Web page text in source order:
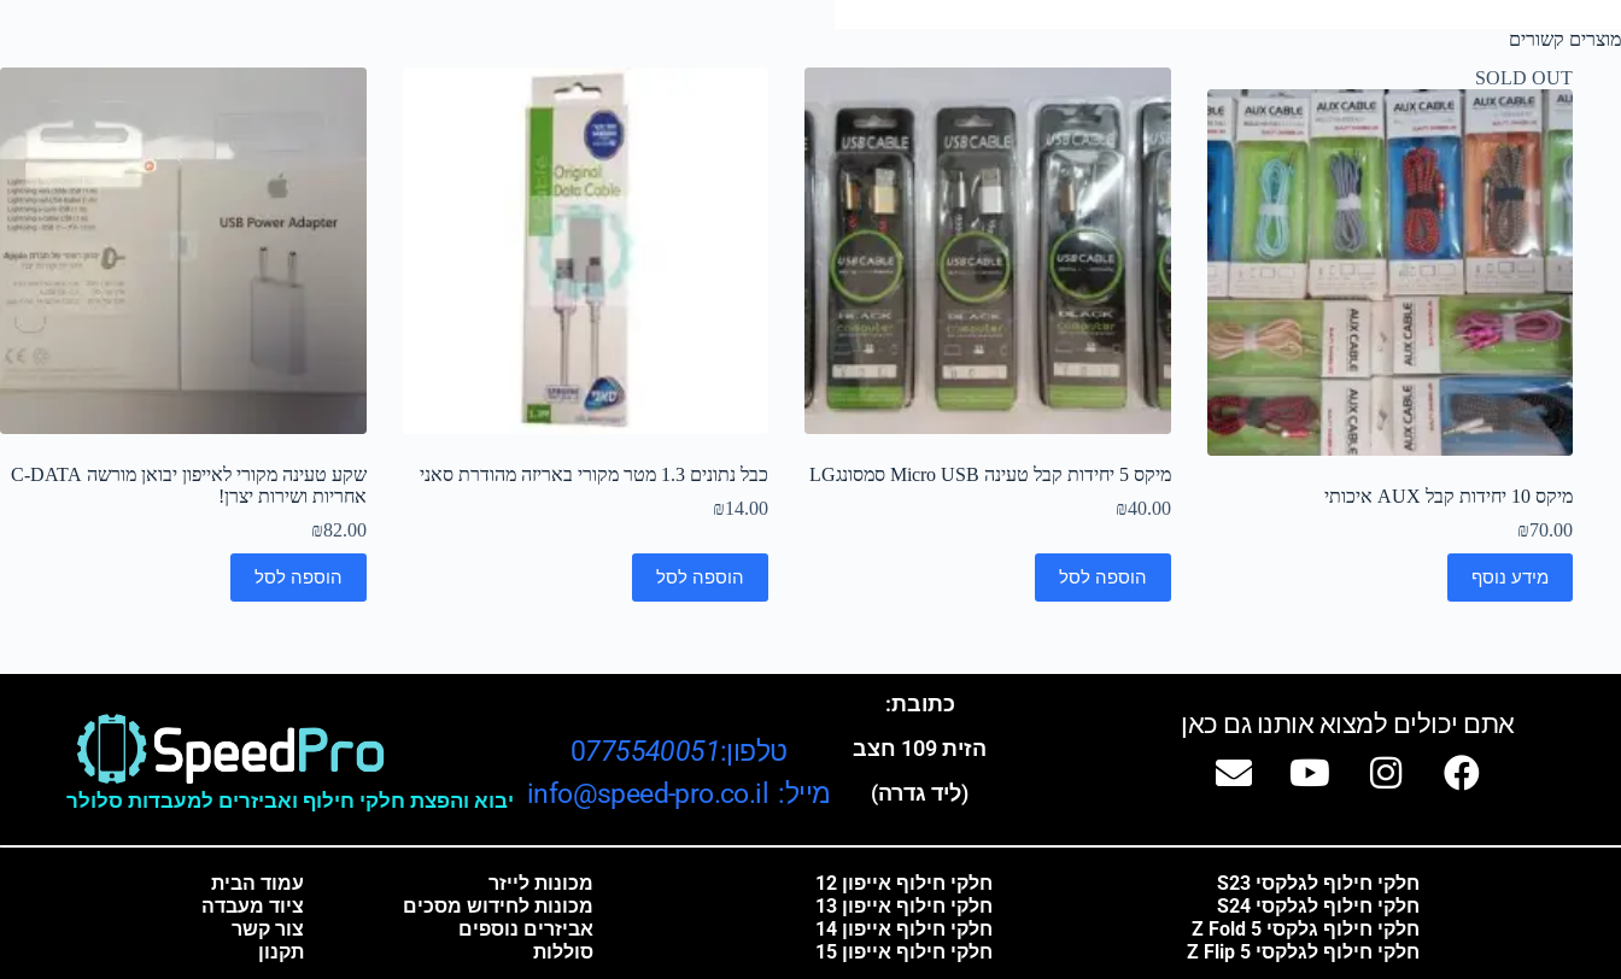
מוצרים קשורים
SOLD OUT
מיקס 10 יחידות קבל AUX איכותי
₪70.00
מידע נוסף
מיקס 5 יחידות קבל טעינה Micro USB סמסונגLG
₪40.00
הוספה לסל
כבל נתונים 1.3 מטר מקורי באריזה מהודרת סאני
₪14.00
הוספה לסל
שקע טעינה מקורי לאייפון יבואן מורשה C-DATA
אחריות ושירות יצרן!
₪82.00
הוספה לסל
אתם יכולים למצוא אותנו גם כאן
יבוא והפצת חלקי חילוף ואביזרים למעבדות סלולר
טלפון:0775540051
מייל: info@speed-pro.co.il
כתובת:
הזית 109 חצב
(ליד גדרה)
עמוד הבית
ציוד מעבדה
צור קשר
תקנון
מכונות לייזר
מכונות לחידוש מסכים
אביזרים נוספים
סוללות
חלקי חילוף אייפון 12
חלקי חילוף אייפון 13
חלקי חילוף אייפון 14
חלקי חילוף אייפון 15
חלקי חילוף לגלקסי S23
חלקי חילוף לגלקסי S24
חלקי חילוף גלקסי Z Fold 5
חלקי חילוף לגלקסי Z Flip 5